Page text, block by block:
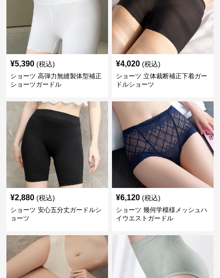
¥5,390 (税込)
ショーツ 高弾力無縫製体型補正
ショーツガードル
¥4,020 (税込)
ショーツ 立体裁断補正下着ガー
ドルショーツ
¥2,880 (税込)
ショーツ 安心五分丈ガードルシ
ョーツ
¥6,120 (税込)
ショーツ 幾何学模様メッシュハ
イウエストガードル